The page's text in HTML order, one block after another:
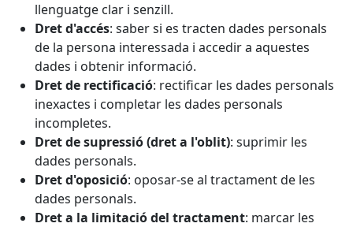
llenguatge clar i senzill.
Dret d'accés: saber si es tracten dades personals
de la persona interessada i accedir a aquestes
dades i obtenir informació.
Dret de rectificació: rectificar les dades personals
inexactes i completar les dades personals
incompletes.
Dret de supressió (dret a l'oblit): suprimir les
dades personals.
Dret d'oposició: oposar-se al tractament de les
dades personals.
Dret a la limitació del tractament: marcar les